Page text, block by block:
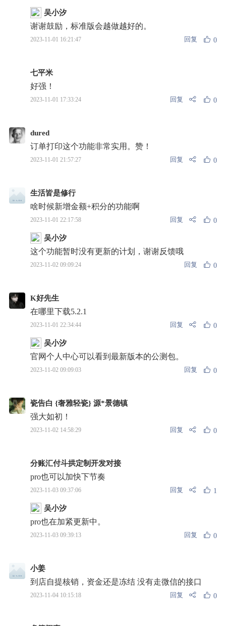
吴小汐
谢谢鼓励，标准版会越做越好的。
2023-11-01 16:21:47 回复 0
七平米
好强！
2023-11-01 17:33:24 回复 0
dured
订单打印这个功能非常实用。赞！
2023-11-01 21:57:27 回复 0
生活皆是修行
啥时候新增金额+积分的功能啊
2023-11-01 22:17:58 回复 0
吴小汐
这个功能暂时没有更新的计划，谢谢反馈哦
2023-11-02 09:09:24 回复 0
K好先生
在哪里下载5.2.1
2023-11-01 22:34:44 回复 0
吴小汐
官网个人中心可以看到最新版本的公测包。
2023-11-02 09:09:03 回复 0
瓷告白 {奢雅轻瓷} 源*景德镇
强大如初！
2023-11-02 14:58:29 回复 0
分账汇付斗拱定制开发对接
pro也可以加快下节奏
2023-11-03 09:37:06 回复 1
吴小汐
pro也在加紧更新中。
2023-11-03 09:39:13 回复 0
小姜
到店自提核销，资金还是冻结 没有走微信的接口
2023-11-04 10:15:18 回复 0